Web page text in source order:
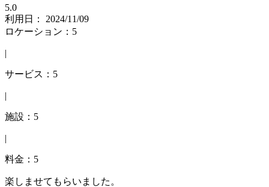
5.0
利用日： 2024/11/09
ロケーション：5
|
サービス：5
|
施設：5
|
料金：5
楽しませてもらいました。